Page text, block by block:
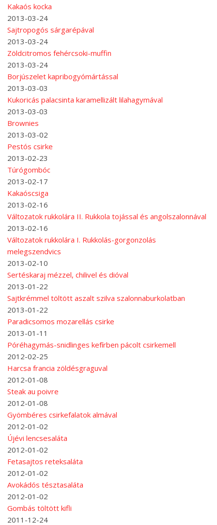
Kakaós kocka
2013-03-24
Sajtropogós sárgarépával
2013-03-24
Zöldcitromos fehércsoki-muffin
2013-03-24
Borjúszelet kapribogyómártással
2013-03-03
Kukoricás palacsinta karamellizált lilahagymával
2013-03-03
Brownies
2013-03-02
Pestós csirke
2013-02-23
Túrógombóc
2013-02-17
Kakaóscsiga
2013-02-16
Változatok rukkolára II. Rukkola tojással és angolszalonnával
2013-02-16
Változatok rukkolára I. Rukkolás-gorgonzolás
melegszendvics
2013-02-10
Sertéskaraj mézzel, chilivel és dióval
2013-01-22
Sajtkrémmel töltött aszalt szilva szalonnaburkolatban
2013-01-22
Paradicsomos mozarellás csirke
2013-01-11
Póréhagymás-snidlinges kefírben pácolt csirkemell
2012-02-25
Harcsa francia zöldésgraguval
2012-01-08
Steak au poivre
2012-01-08
Gyömbéres csirkefalatok almával
2012-01-02
Újévi lencsesaláta
2012-01-02
Fetasajtos reteksaláta
2012-01-02
Avokádós tésztasaláta
2012-01-02
Gombás töltött kifli
2011-12-24